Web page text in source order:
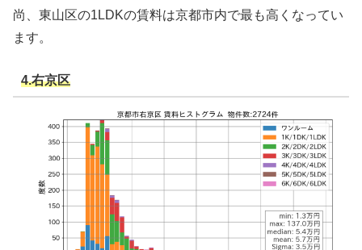
尚、東山区の1LDKの賃料は京都市内で最も高くなってい
ます。
4.右京区